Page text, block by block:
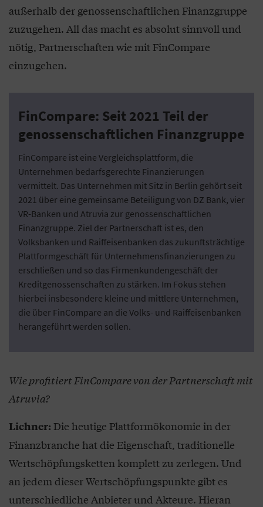
außerhalb der genossenschaftlichen Finanzgruppe
zuzugehen. All das macht es absolut sinnvoll und
nötig, Partnerschaften wie mit FinCompare
einzugehen.
FinCompare: Seit 2021 Teil der
genossenschaftlichen Finanzgruppe
FinCompare ist eine Vergleichsplattform, die
Unternehmen bedarfsgerechte Finanzierungen
vermittelt. Das Unternehmen mit Sitz in Berlin gehört seit
2021 über eine gemeinsame Beteiligung von DZ Bank, vier
VR-Banken und Atruvia zur genossenschaftlichen
Finanzgruppe. Ziel der Partnerschaft ist es, den
Volksbanken und Raiffeisenbanken das zukunftsträchtige
Plattformgeschäft für Unternehmensfinanzierungen zu
erschließen und so das Firmenkundengeschäft der
Kreditgenossenschaften zu stärken. Im Fokus stehen
hierbei insbesondere kleine und mittlere Unternehmen,
die über FinCompare an die Volks- und Raiffeisenbanken
herangeführt werden sollen.
Wie profitiert FinCompare von der Partnerschaft mit
Atruvia?
Lichner: Die heutige Plattformökonomie in der
Finanzbranche hat die Eigenschaft, traditionelle
Wertschöpfungsketten komplett zu zerlegen. Und
an jedem dieser Wertschöpfungspunkte gibt es
unterschiedliche Anbieter und Akteure. Hieran